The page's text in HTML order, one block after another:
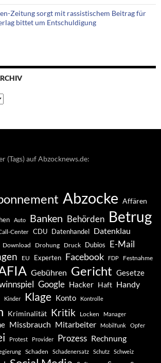
Zeitung sorgt mit rassistischem Beitrag für
bittet um Entschuldigung
(Tags) auf Abzocknews.de:
Abzocke Affären
Auto Banken Behörden Betrug
Center CDU Datenhandel Datenklau
Download Drohung Druck Dubios E-Mail
EU Experten Facebook FDP Festnahme
Gebühren Gericht Gesetze
Google Hacker Haft Handy
Kinder Klage Konto Kontrolle
Kriminalität Kritik Locken Manager
Missbrauch Mitarbeiter Mobilfunk Opfer
Protest Provider Prozess Rechnung
Schaden Schadenersatz Schutz Schweiz